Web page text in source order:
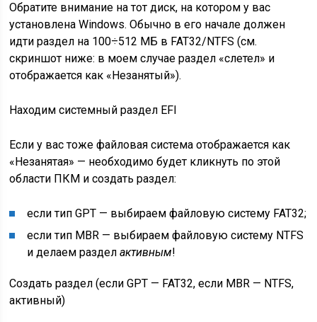
Обратите внимание на тот диск, на котором у вас
установлена Windows. Обычно в его начале должен
идти раздел на 100÷512 МБ в FAT32/NTFS (см.
скриншот ниже: в моем случае раздел «слетел» и
отображается как «Незанятый»).
Находим системный раздел EFI
Если у вас тоже файловая система отображается как
«Незанятая» — необходимо будет кликнуть по этой
области ПКМ и создать раздел:
если тип GPT — выбираем файловую систему FAT32;
если тип MBR — выбираем файловую систему NTFS
и делаем разделактивным!
Создать раздел (если GPT — FAT32, если MBR — NTFS,
активный)